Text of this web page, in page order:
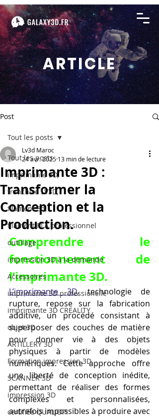
ARTICLE
Post
Tout les posts
imprimante 3D,
franchise LV3D,
filament 3d,
filament PLA professionnel
outillage
impression 3D à la demande
Accessoires
imprimante 3D professionelle
imprimante 3D CREALITY
objet 3D
ARTILLERY 3D
Formation impression 3D
SCANNER 3D
impression 3D
certifiée QUALIOPI
Tout les posts
Imprimante 3D :
Transformer la
Conception et la
Production.
Lv3d Maroc
24 avr. 2025 13 min de lecture
Comprendre le
fonctionnement de
l’imprimante 3D.
L’imprimante 3D, technologie de
rupture, repose sur la fabrication
additive, un procédé consistant à
superposer des couches de matière
pour donner vie à des objets
physiques à partir de modèles
numériques. Cette approche offre
une liberté de conception inédite,
permettant de réaliser des formes
complexes et personnalisées,
autrefois impossibles à produire avec